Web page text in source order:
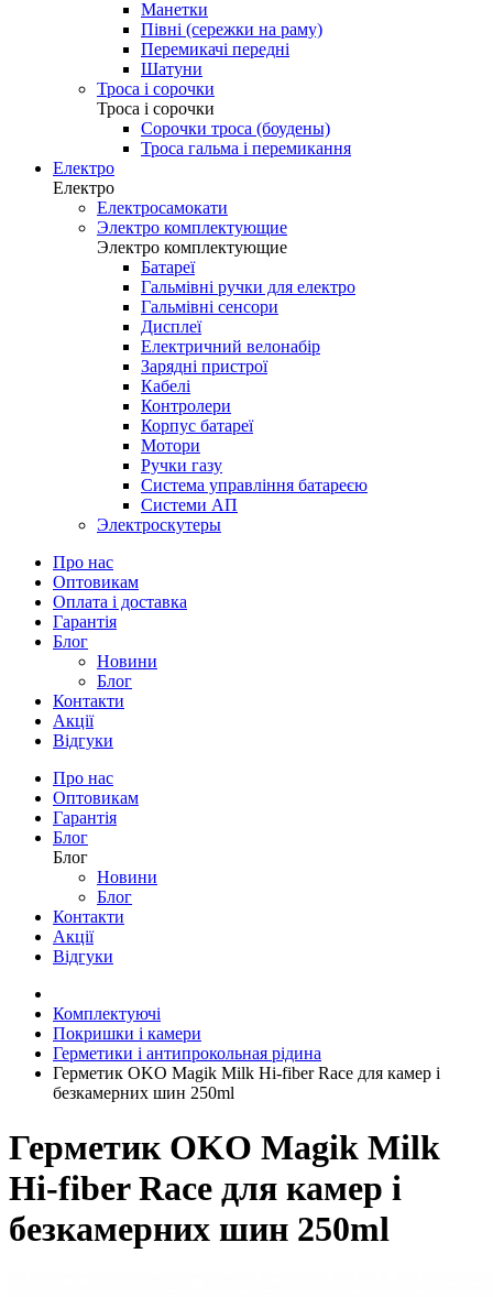
Манетки
Півні (сережки на раму)
Перемикачі передні
Шатуни
Троса і сорочки
Троса і сорочки
Сорочки троса (боудены)
Троса гальма і перемикання
Електро
Електро
Електросамокати
Электро комплектующие
Электро комплектующие
Батареї
Гальмівні ручки для електро
Гальмівні сенсори
Дисплеї
Електричний велонабір
Зарядні пристрої
Кабелі
Контролери
Корпус батареї
Мотори
Ручки газу
Система управління батареєю
Системи АП
Электроскутеры
Про нас
Оптовикам
Оплата і доставка
Гарантія
Блог
Новини
Блог
Контакти
Акції
Відгуки
Про нас
Оптовикам
Гарантія
Блог
Блог
Новини
Блог
Контакти
Акції
Відгуки
Комплектуючі
Покришки і камери
Герметики і антипрокольная рідина
Герметик OKO Magik Milk Hi-fiber Race для камер і
безкамерних шин 250ml
Герметик OKO Magik Milk
Hi-fiber Race для камер і
безкамерних шин 250ml